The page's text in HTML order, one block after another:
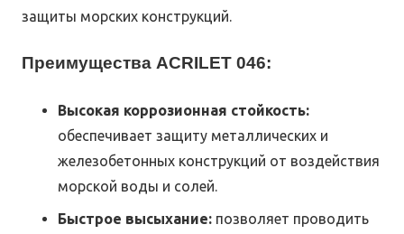
защиты морских конструкций.
Преимущества ACRILET 046:
Высокая коррозионная стойкость:
обеспечивает защиту металлических и
железобетонных конструкций от воздействия
морской воды и солей.
Быстрое высыхание: позволяет проводить